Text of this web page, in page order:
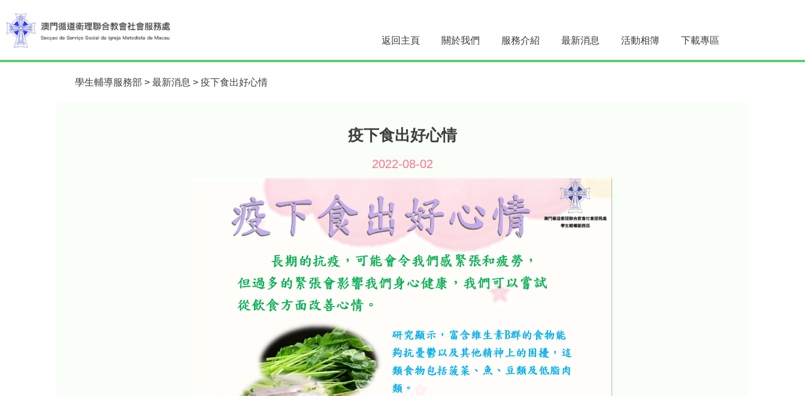
返回主頁 關於我們 服務介紹 最新消息 活動相簿 下載專區
學生輔導服務部 > 最新消息 > 疫下食出好心情
疫下食出好心情
2022-08-02